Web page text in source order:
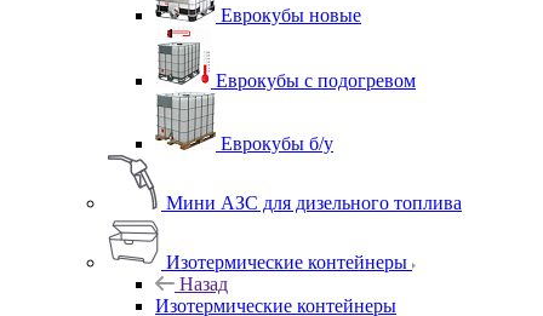
Еврокубы новые
Еврокубы с подогревом
Еврокубы б/у
Мини АЗС для дизельного топлива
Изотермические контейнеры
Назад
Изотермические контейнеры